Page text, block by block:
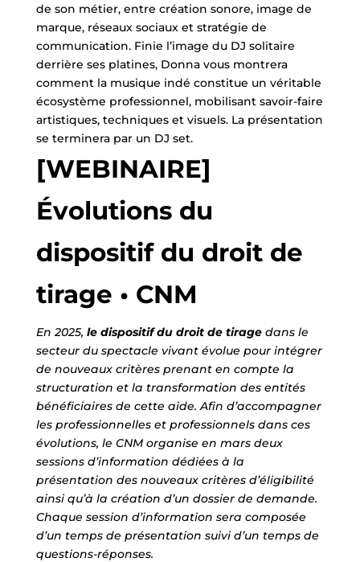
de son métier, entre création sonore, image de
marque, réseaux sociaux et stratégie de
communication. Finie l’image du DJ solitaire
derrière ses platines, Donna vous montrera
comment la musique indé constitue un véritable
écosystème professionnel, mobilisant savoir-faire
artistiques, techniques et visuels. La présentation
se terminera par un DJ set.
[WEBINAIRE]
Évolutions du
dispositif du droit de
tirage • CNM
En 2025, le dispositif du droit de tiragedans le
secteur du spectacle vivant évolue pour intégrer
de nouveaux critères prenant en compte la
structuration et la transformation des entités
bénéficiaires de cette aide. Afin d’accompagner
les professionnelles et professionnels dans ces
évolutions, le CNM organise en mars deux
sessions d’information dédiées à la
présentation des nouveaux critères d’éligibilité
ainsi qu’à la création d’un dossier de demande.
Chaque session d’information sera composée
d’un temps de présentation suivi d’un temps de
questions-réponses.